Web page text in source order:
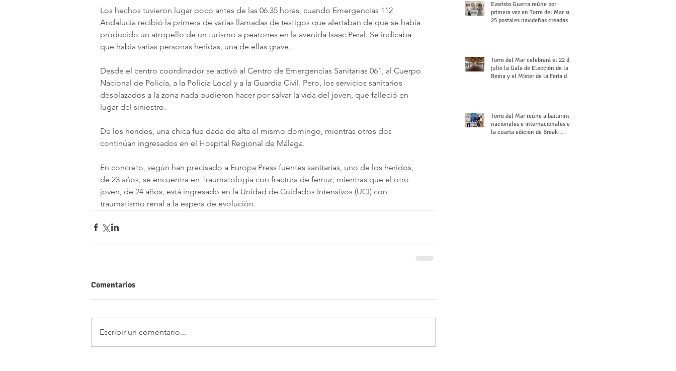
Los hechos tuvieron lugar poco antes de las 06.35 horas, cuando Emergencias 112
Andalucía recibió la primera de varias llamadas de testigos que alertaban de que se había
producido un atropello de un turismo a peatones en la avenida Isaac Peral. Se indicaba
que había varias personas heridas, una de ellas grave.
Desde el centro coordinador se activó al Centro de Emergencias Sanitarias 061, al Cuerpo
Nacional de Policía, a la Policía Local y a la Guardia Civil. Pero, los servicios sanitarios
desplazados a la zona nada pudieron hacer por salvar la vida del joven, que falleció en
lugar del siniestro.
De los heridos, una chica fue dada de alta el mismo domingo, mientras otros dos
continúan ingresados en el Hospital Regional de Málaga.
En concreto, según han precisado a Europa Press fuentes sanitarias, uno de los heridos,
de 23 años, se encuentra en Traumatología con fractura de fémur; mientras que el otro
joven, de 24 años, está ingresado en la Unidad de Cuidados Intensivos (UCI) con
traumatismo renal a la espera de evolución.
Comentarios
Escribir un comentario...
Evaristo Guerra reúne por
primera vez en Torre del Mar sus
25 postales navideñas creadas
Torre del Mar celebrará el 22 de
julio la Gala de Elección de la
Reina y el Míster de la Feria de
Torre del Mar reúne a bailarines
nacionales e internacionales en
la cuarta edición de Break